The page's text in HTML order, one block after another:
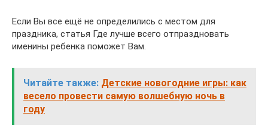
Если Вы все ещё не определились с местом для
праздника, статья Где лучше всего отпраздновать
именины ребенка поможет Вам.
Читайте также: Детские новогодние игры: как
весело провести самую волшебную ночь в
году